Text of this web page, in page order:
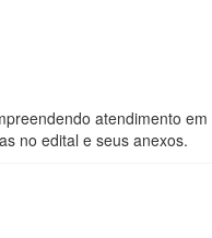
atendimento
no edital e seus anexos.